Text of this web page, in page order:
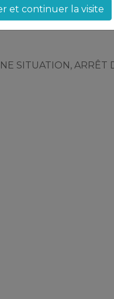
SITUATION, ARRÊT
et continuer la visite